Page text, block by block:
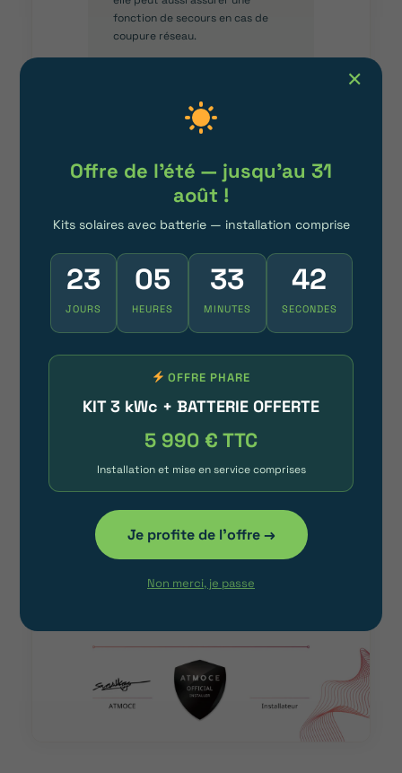
fonction de secours en cas de
coupure réseau.
L’APPLICATION
Tous les équipements ATMOCE
sont connectés à l’application
, qui permet de suivre la
production solaire en temps réel,
l’état de la batterie. Côté
installateur, c’est aussi un outil
de supervision qui détecte à
distance les éventuelles
anomalies.
✕
Offre de l'été — jusqu'au 31
août !
Kits solaires avec batterie — installation comprise
23
JOURS
05
HEURES
33
MINUTES
41
SECONDES
OFFRE PHARE
KIT 3 kWc + BATTERIE OFFERTE
5 990 € TTC
Installation et mise en service comprises
Je profite de l'offre →
Non merci, je passe